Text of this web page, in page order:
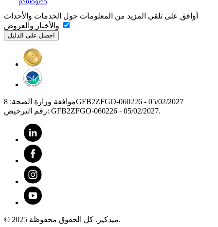
أوافق على تلقي المزيد من المعلومات حول الخدمات والأحداث
موافقة وزارة الصحة: 8GFB2ZFGO-060226 - 05/02/2027
رقم الترخيص: GFB2ZFGO-060226 - 05/02/2027.
© 2025 ميدكير. كل الحقوق محفوظة.